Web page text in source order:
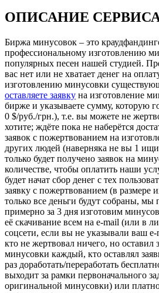
ОПИСАНИЕ
Биржа минусовок – это
профессиональному изготовлению
популярных песен нашей студией.
вас нет или не хватает денег на
изготовлению минусовки
оставляете заявку на изготовление
бирже и указываете сумму, которую
0 $/руб./грн.), т.е. вы можете не
хотите; ждёте пока не наберётся
заявок с пожертвованием на
других людей (наверняка не вы 1
только будет получено заявок на
количестве, чтобы оплатить наши
будет начат сбор денег с тех
заявку с пожертвованием (в размере
только все деньги будут собраны, мы
примерно за 3 дня изготовим
её скачивание всем на e-mail (или в
соцсети, если вы не указывали ваш
кто не жертвовал ничего, но оставил
минусовки каждый, кто оставлял
раз доработать/переработать
выходит за рамки первоначального
оригинальной минусовки) или